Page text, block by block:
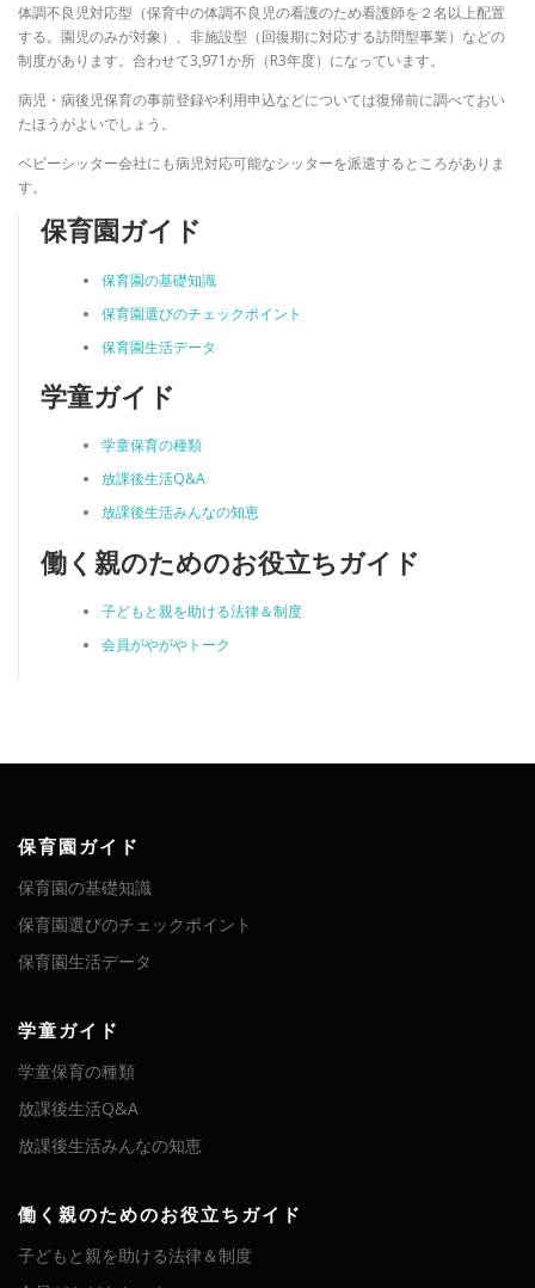
体調不良児対応型（保育中の体調不良児の看護のため看護師を２名以上配置
する。園児のみが対象）、非施設型（回復期に対応する訪問型事業）などの
制度があります。合わせて3,971か所（R3年度）になっています。
病児・病後児保育の事前登録や利用申込などについては復帰前に調べておい
たほうがよいでしょう。
ベビーシッター会社にも病児対応可能なシッターを派遣するところがありま
す。
保育園ガイド
保育園の基礎知識
保育園選びのチェックポイント
保育園生活データ
学童ガイド
学童保育の種類
放課後生活Q&A
放課後生活みんなの知恵
働く親のためのお役立ちガイド
子どもと親を助ける法律＆制度
会員がやがやトーク
保育園ガイド
保育園の基礎知識
保育園選びのチェックポイント
保育園生活データ
学童ガイド
学童保育の種類
放課後生活Q&A
放課後生活みんなの知恵
働く親のためのお役立ちガイド
子どもと親を助ける法律＆制度